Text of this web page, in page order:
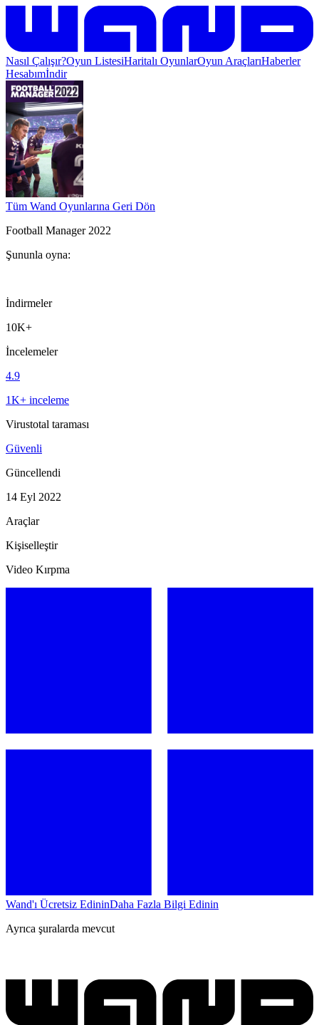
Nasıl Çalışır?Oyun ListesiHaritalı OyunlarOyun AraçlarıHaberler
Hesabımİndir
Tüm Wand Oyunlarına Geri Dön
Football Manager 2022
Şununla oyna:
İndirmeler
10K+
İncelemeler
4.9
1K+ inceleme
Virustotal taraması
Güvenli
Güncellendi
14 Eyl 2022
Araçlar
Kişiselleştir
Video Kırpma
Wand'ı Ücretsiz EdininDaha Fazla Bilgi Edinin
Ayrıca şuralarda mevcut